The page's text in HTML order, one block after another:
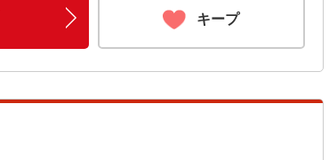
キープ